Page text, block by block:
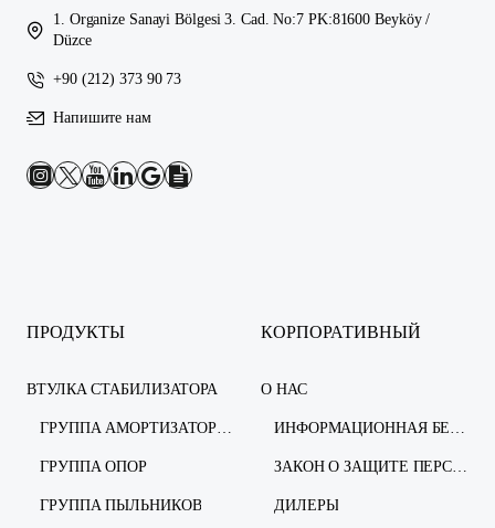
1. Organize Sanayi Bölgesi 3. Cad. No:7 PK:81600 Beyköy /
Düzce
+90 (212) 373 90 73
Напишите нам
ПРОДУКТЫ
ВТУЛКА СТАБИЛИЗАТОРА
ГРУППА АМОРТИЗАТОРОВ
ГРУППА ОПОР
ГРУППА ПЫЛЬНИКОВ
КОРПОРАТИВНЫЙ
О НАС
ИНФОРМАЦИОННАЯ БЕЗОПАСНОСТЬ
ЗАКОН О ЗАЩИТЕ ПЕРСОНАЛЬНЫХ ДАННЫХ
ДИЛЕРЫ